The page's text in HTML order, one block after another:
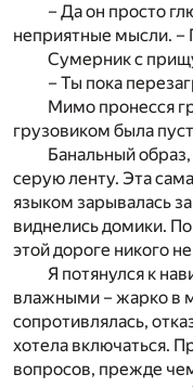
– Да он просто
неприятные мысли. –
Сумерник с
– Ты пока
Мимо пронесся
грузовиком была
Банальный
серую ленту. Эта
языком зарывалась
виднелись домики.
этой дороге никого
Я потянулся к
влажными – жарко в
сопротивлялась,
хотела включаться.
вопросов, прежде